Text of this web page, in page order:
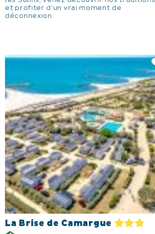
et profiter d’un vrai moment de
déconnexion.
La Brise de Camargue